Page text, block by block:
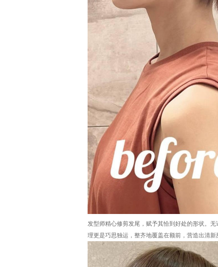
发型师精心修剪发尾，赋予其恰到好处的形状。
理更是巧思独运，整齐地覆盖在额前，营造出清